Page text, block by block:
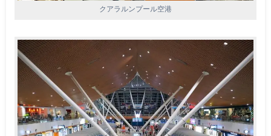
クアラルンプール空港